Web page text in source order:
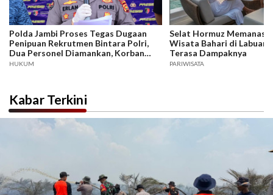
Polda Jambi Proses Tegas Dugaan
Penipuan Rekrutmen Bintara Polri,
Dua Personel Diamankan, Korban
Dari Rakyat Biasa Hingga Perwira,
HUKUM
Selat Hormuz Memanas,
Wisata Bahari di Labuan
Terasa Dampaknya
PARIWISATA
Kabar Terkini